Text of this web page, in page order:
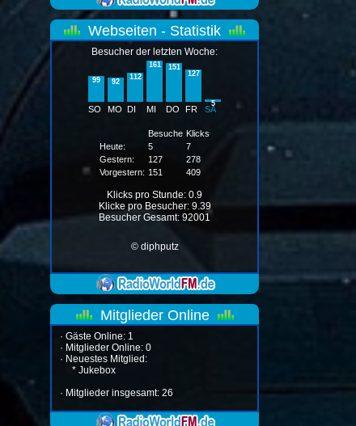
Webseiten - Statistik
Besucher der letzten Woche:
99 92
112
161
151
127
5
SO MO DI MI DO FR SA
Besuche Klicks
Heute:
5
7
Gestern:
127
278
Vorgestern: 151 409
Klicks pro Stunde: 0.9
Klicke pro Besucher: 9.39
Besucher Gesamt: 92001
© diphputz
Mitglieder Online
· Gäste Online: 1
· Mitglieder Online: 0
· Neuestes Mitglied:
* Jukebox
· Mitglieder insgesamt: 26